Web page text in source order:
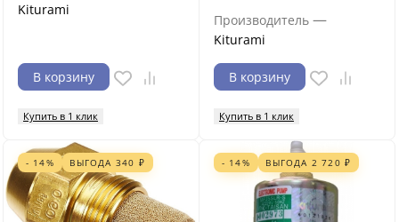
Kiturami
В корзину
Купить в 1 клик
Производитель —
Kiturami
В корзину
Купить в 1 клик
- 14% ВЫГОДА 340 ₽ - 14% ВЫГОДА 2 720 ₽